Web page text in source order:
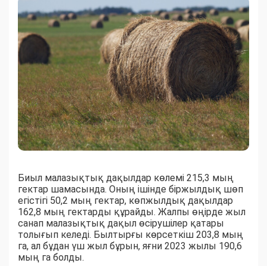
Биыл малазықтық дақылдар көлемі 215,3 мың
гектар шамасында. Оның ішінде біржылдық шөп
егістігі 50,2 мың гектар, көпжылдық дақылдар
162,8 мың гектарды құрайды. Жалпы өңірде жыл
санап малазықтық дақыл өсірушілер қатары
толығып келеді. Былтырғы көрсеткіш 203,8 мың
га, ал бұдан үш жыл бұрын, яғни 2023 жылы 190,6
мың га болды.